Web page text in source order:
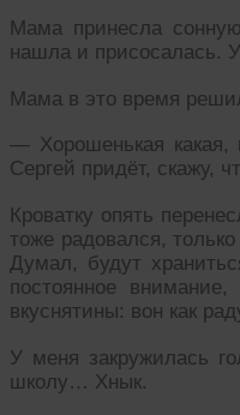
Мама принесла
нашла и присосалась.
Мама в это время
— Хорошенькая какая,
Сергей придёт, скажу,
Кроватку опять
тоже радовался,
Думал, будут
постоянное
вкуснятины: вон как
У меня закружилась
школу… Хнык.